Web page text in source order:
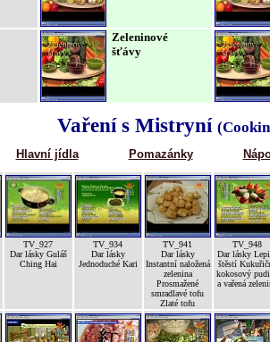
Zeleninové
šťávy
Vaření s Mistryní
Hlavní jídla Pomazánky
TV_927
Dar lásky Guláš
Ching Hai
TV_934
Dar lásky
Jednoduché Kari
TV_941
Dar lásky
Instantní naložená
zelenina
Prosmažené
smradlavé tofu
Zlaté tofu
TV_948
Dar lásky
štěstí
kokosový
a vařená